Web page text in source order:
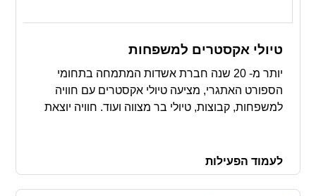
טיולי אקסטרים למשפחות
יותר מ- 20 שנה חברת אשדות המתמחה בתחומי
הספורט האתגרי, מציעה טיולי אקסטרים עם חוויה
למשפחות, קבוצות, טיולי בר מצווה ועוד. חוויה יוצאת
לעמוד הפעילות